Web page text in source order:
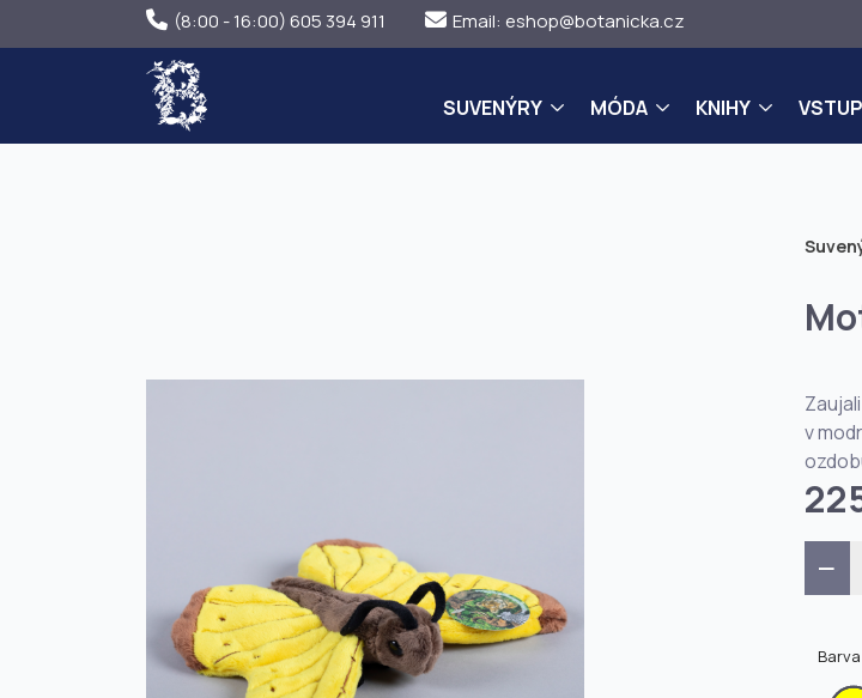
(8:00 - 16:00) 605 394 911 Email: eshop@botanicka.cz
SUVENÝRY MÓDA KNIHY
v
−